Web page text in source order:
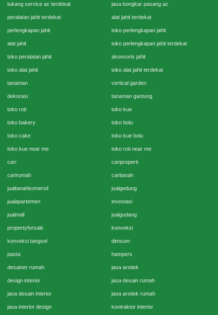
tukang service ac terdekat jasa bongkar pasang ac
peralatan jahit terdekat alat jahit terdekat
perlengkapan jahit toko perlengkapan jahit
alat jahit toko perlengkapan jahit terdekat
toko peralatan jahit aksesoris jahit
toko alat jahit toko alat jahit terdekat
tanaman vertical garden
dekorasi tanaman gantung
toko roti toko kue
toko bakery toko bolu
toko cake toko kue bolu
toko kue near me toko roti near me
cari cariproperti
carirumah caritanah
jualtanahkomersil jualgedung
jualapartemen investasi
jualmall jualgudang
propertyforsale konveksi
konveksi tangsel dimsum
pasta hampers
desainer rumah jasa arsitek
design interior jasa desain rumah
jasa desain interior jasa arsitek rumah
jasa interior design kontraktor interior